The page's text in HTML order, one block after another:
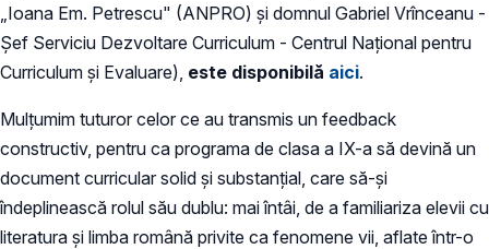
„Ioana Em. Petrescu" (ANPRO) și domnul Gabriel Vrînceanu -
Șef Serviciu Dezvoltare Curriculum - Centrul Național pentru
Curriculum și Evaluare), este disponibilă aici.
Mulțumim tuturor celor ce au transmis un feedback
constructiv, pentru ca programa de clasa a IX-a să devină un
document curricular solid și substanțial, care să-și
îndeplinească rolul său dublu: mai întâi, de a familiariza elevii cu
literatura și limba română privite ca fenomene vii, aflate într-o